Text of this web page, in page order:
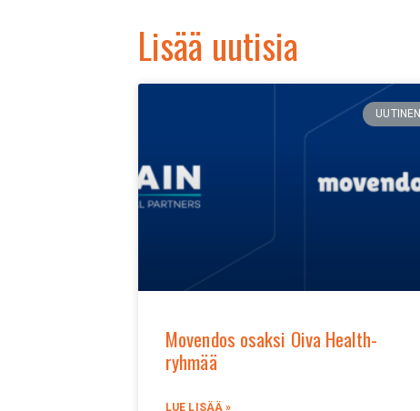
Lisää uutisia
UUTINEN
Movendos osaksi Oiva Health-
ryhmää
LUE LISÄÄ »